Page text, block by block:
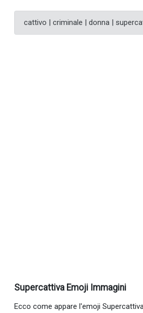
cattivo | criminale | donna |
Supercattiva Emoji Immagini
Ecco come appare l'emoji